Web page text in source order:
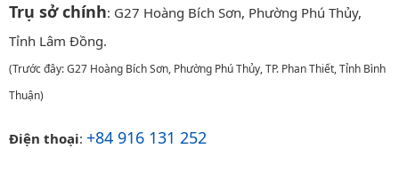
Trụ sở chính: G27 Hoàng Bích Sơn, Phường Phú Thủy,
Tỉnh Lâm Đồng.
(Trước đây: G27 Hoàng Bích Sơn, Phường Phú Thủy, TP. Phan Thiết, Tỉnh Bình
Thuận)
Điện thoại: +84 916 131 252